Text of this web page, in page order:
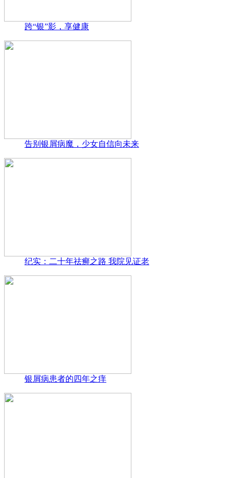
跨“银”影，享健康
告别银屑病魔，少女自信向未来
纪实：二十年祛癣之路 我院见证老
银屑病患者的四年之痒